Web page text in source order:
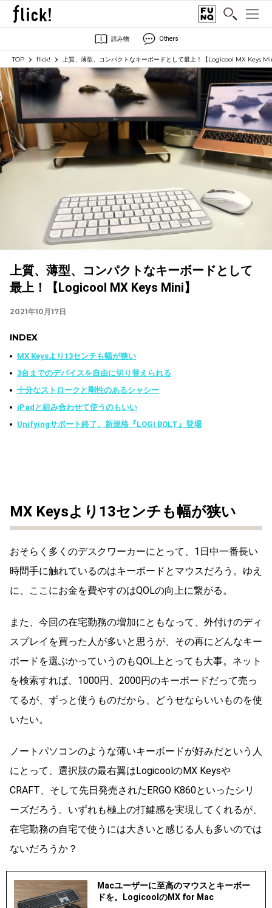
読み物 Others
TOP flick! 上質、薄型、コンパクトなキーボードとして最上！【Logicool MX Keys
上質、薄型、コンパクトなキーボードとして
最上！【Logicool MX Keys Mini】
2021年10月17日
INDEX
MX Keysより13センチも幅が狭い
3台までのデバイスを自由に切り替えられる
十分なストロークと剛性のあるシャシー
iPadと組み合わせて使うのもいい
Unifyingサポート終了、新規格『LOGI BOLT』登場
MX Keysより13センチも幅が狭い
おそらく多くのデスクワーカーにとって、1日中一番長い
時間手に触れているのはキーボードとマウスだろう。ゆえ
に、ここにお金を費やすのはQOLの向上に繋がる。
また、今回の在宅勤務の増加にともなって、外付けのディ
スプレイを買った人が多いと思うが、その再にどんなキー
ボードを選ぶかっていうのもQOL上とっても大事。ネット
を検索すれば、1000円、2000円のキーボードだって売っ
てるが、ずっと使うものだから、どうせならいいものを使
いたい。
ノートパソコンのような薄いキーボードが好みだという人
にとって、選択肢の最右翼はLogicoolのMX Keysや
CRAFT、そして先日発売されたERGO K860といったシリ
ーズだろう。いずれも極上の打鍵感を実現してくれるが、
在宅勤務の自宅で使うには大きいと感じる人も多いのでは
ないだろうか？
Macユーザーに至高のマウスとキーボー
ドを。LogicoolのMX for Mac